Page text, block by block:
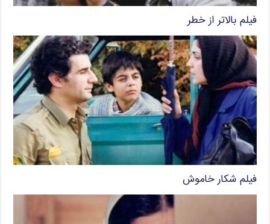
فیلم بالاتر از خطر
فیلم شکار خاموش